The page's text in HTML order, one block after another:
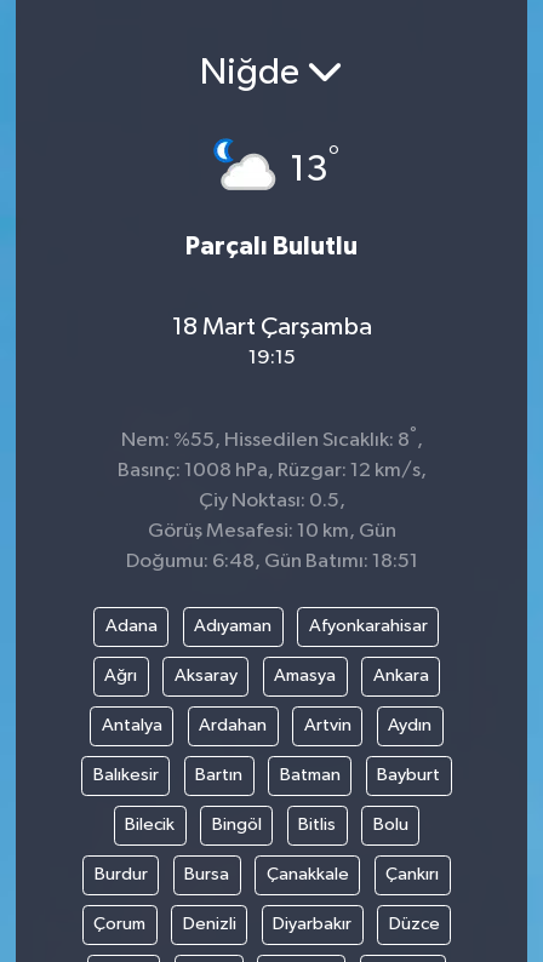
Niğde
13°
Parçalı Bulutlu
18 Mart Çarşamba
19:15
Nem: %55, Hissedilen Sıcaklık: 8° ,
Basınç: 1008 hPa, Rüzgar: 12 km/s,
Çiy Noktası: 0.5,
Görüş Mesafesi: 10 km, Gün
Doğumu: 6:48, Gün Batımı: 18:51
Adana Adıyaman Afyonkarahisar
Ağrı Aksaray Amasya Ankara
Antalya Ardahan Artvin Aydın
Balıkesir Bartın Batman Bayburt
Bilecik Bingöl Bitlis Bolu
Burdur Bursa Çanakkale Çankırı
Çorum Denizli Diyarbakır Düzce